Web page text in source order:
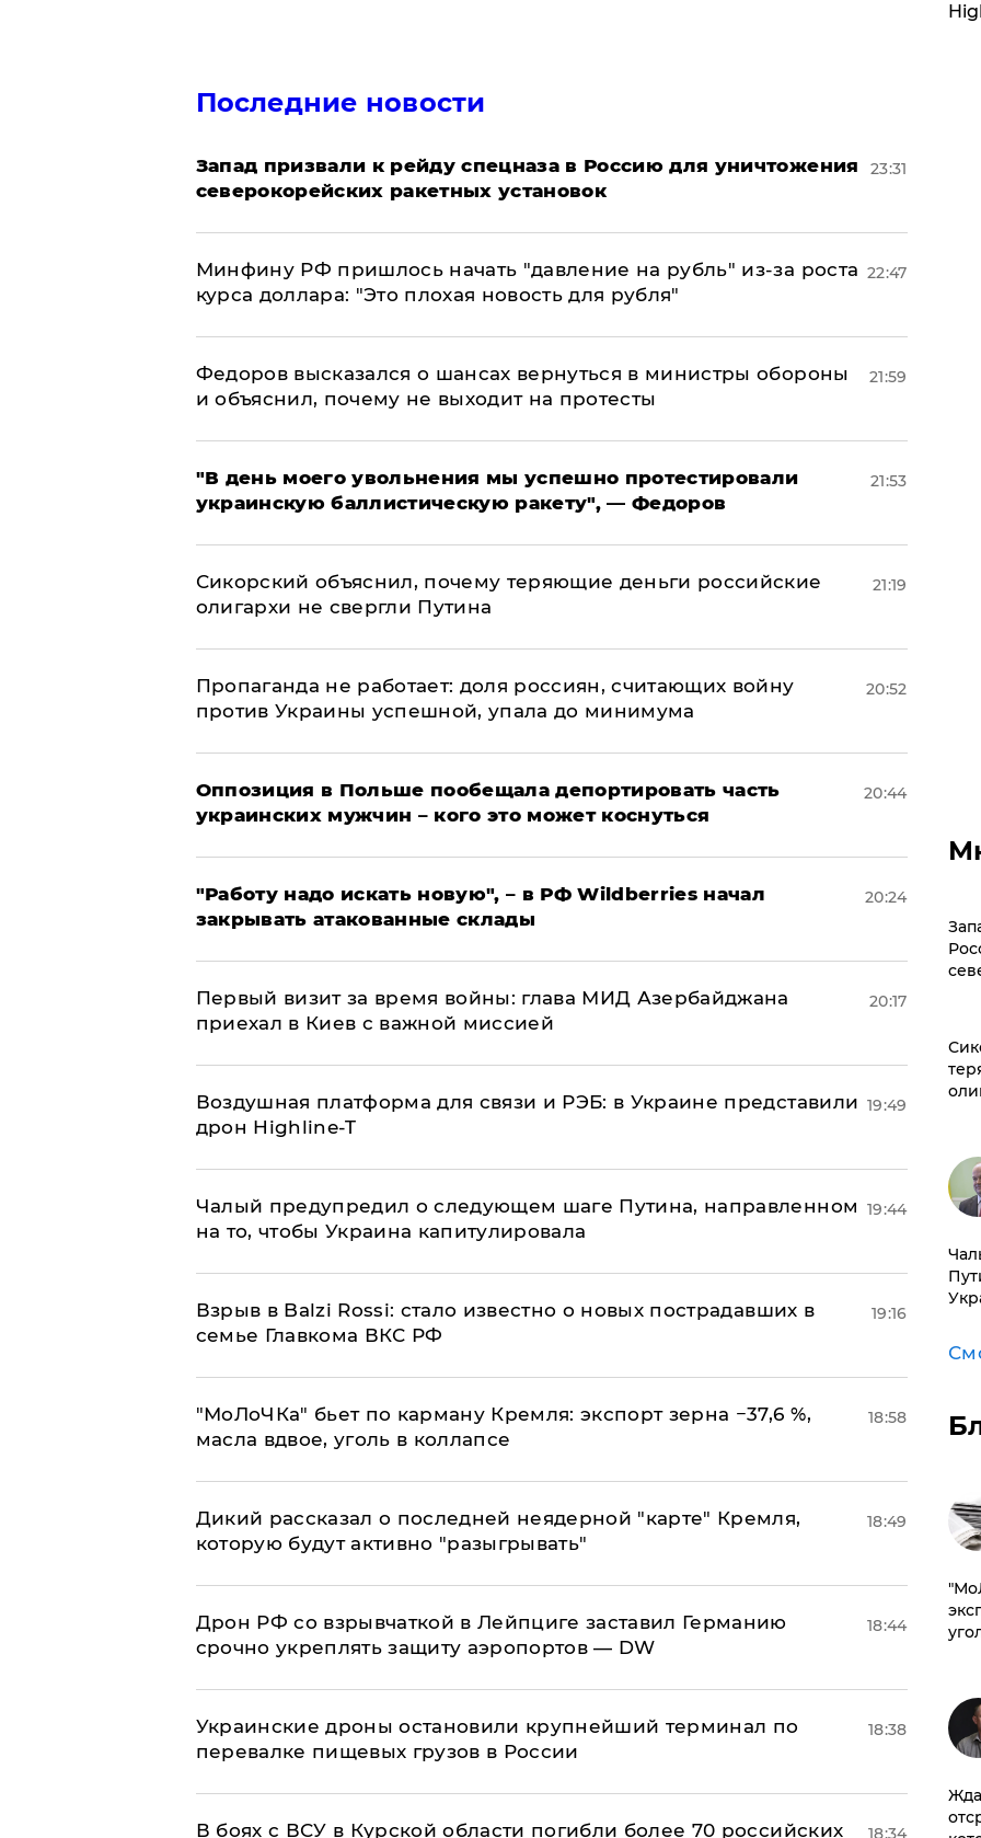
Последние новости
Запад призвали к рейду спецназа в Россию для уничтожения
северокорейских ракетных установок
23:31
Минфину РФ пришлось начать "давление на рубль" из-за роста
курса доллара: "Это плохая новость для рубля"
22:47
Федоров высказался о шансах вернуться в министры обороны
и объяснил, почему не выходит на протесты
21:59
​"В день моего увольнения мы успешно протестировали
украинскую баллистическую ракету", — Федоров
21:53
Сикорский объяснил, почему теряющие деньги российские
олигархи не свергли Путина
21:19
​Пропаганда не работает: доля россиян, считающих войну
против Украины успешной, упала до минимума
20:52
Оппозиция в Польше пообещала депортировать часть
украинских мужчин – кого это может коснуться
20:44
"Работу надо искать новую", – в РФ Wildberries начал
закрывать атакованные склады
20:24
Первый визит за время войны: глава МИД Азербайджана
приехал в Киев с важной миссией
20:17
Воздушная платформа для связи и РЭБ: в Украине представили
дрон Highline-T
19:49
Чалый предупредил о следующем шаге Путина, направленном
на то, чтобы Украина капитулировала
19:44
Взрыв в Balzi Rossi: стало известно о новых пострадавших в
семье Главкома ВКС РФ
19:16
​"МоЛоЧКа" бьет по карману Кремля: экспорт зерна −37,6 %,
масла вдвое, уголь в коллапсе
18:58
Дикий рассказал о последней неядерной "карте" Кремля,
которую будут активно "разыгрывать"
18:49
​Дрон РФ со взрывчаткой в Лейпциге заставил Германию
срочно укреплять защиту аэропортов — DW
18:44
Украинские дроны остановили крупнейший терминал по
перевалке пищевых грузов в России
18:38
В боях с ВСУ в Курской области погибли более 70 российских 18:34